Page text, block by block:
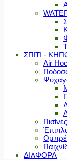
ΣΠΙΤΙ -
Air
Πισίνες
ΔΙΑΦΟΡΑ